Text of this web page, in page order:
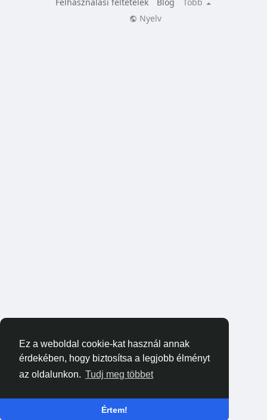
Ez a weboldal cookie-kat használ annak
érdekében, hogy biztosítsa a legjobb élményt
az oldalunkon. Tudj meg többet
Értem!
Felhasználási feltételek
Blog
Több
Nyelv